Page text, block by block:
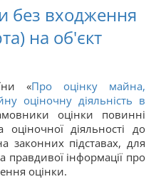
без входження
на об'єкт
«Про оцінку майна,
оціночну діяльність в
оцінки повинні
оціночної діяльності до
законних підставах, для
інформації про
оцінки.